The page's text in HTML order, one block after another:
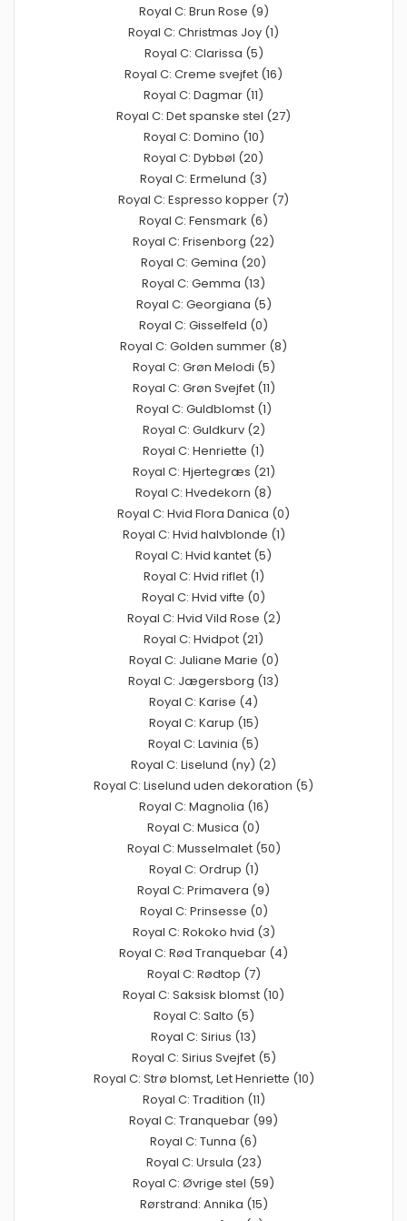
Royal C: Brun Rose (9)
Royal C: Christmas Joy (1)
Royal C: Clarissa (5)
Royal C: Creme svejfet (16)
Royal C: Dagmar (11)
Royal C: Det spanske stel (27)
Royal C: Domino (10)
Royal C: Dybbøl (20)
Royal C: Ermelund (3)
Royal C: Espresso kopper (7)
Royal C: Fensmark (6)
Royal C: Frisenborg (22)
Royal C: Gemina (20)
Royal C: Gemma (13)
Royal C: Georgiana (5)
Royal C: Gisselfeld (0)
Royal C: Golden summer (8)
Royal C: Grøn Melodi (5)
Royal C: Grøn Svejfet (11)
Royal C: Guldblomst (1)
Royal C: Guldkurv (2)
Royal C: Henriette (1)
Royal C: Hjertegræs (21)
Royal C: Hvedekorn (8)
Royal C: Hvid Flora Danica (0)
Royal C: Hvid halvblonde (1)
Royal C: Hvid kantet (5)
Royal C: Hvid riflet (1)
Royal C: Hvid vifte (0)
Royal C: Hvid Vild Rose (2)
Royal C: Hvidpot (21)
Royal C: Juliane Marie (0)
Royal C: Jægersborg (13)
Royal C: Karise (4)
Royal C: Karup (15)
Royal C: Lavinia (5)
Royal C: Liselund (ny) (2)
Royal C: Liselund uden dekoration (5)
Royal C: Magnolia (16)
Royal C: Musica (0)
Royal C: Musselmalet (50)
Royal C: Ordrup (1)
Royal C: Primavera (9)
Royal C: Prinsesse (0)
Royal C: Rokoko hvid (3)
Royal C: Rød Tranquebar (4)
Royal C: Rødtop (7)
Royal C: Saksisk blomst (10)
Royal C: Salto (5)
Royal C: Sirius (13)
Royal C: Sirius Svejfet (5)
Royal C: Strø blomst, Let Henriette (10)
Royal C: Tradition (11)
Royal C: Tranquebar (99)
Royal C: Tunna (6)
Royal C: Ursula (23)
Royal C: Øvrige stel (59)
Rørstrand: Annika (15)